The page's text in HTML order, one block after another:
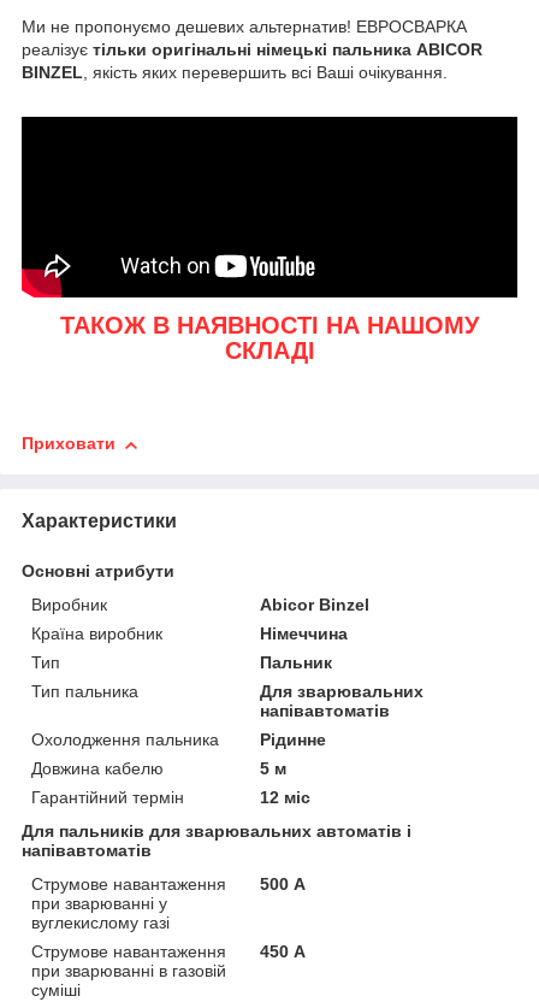
Ми не пропонуємо дешевих альтернатив! ЕВРОСВАРКА
реалізує тільки оригінальні німецькі пальника ABICOR
BINZEL , якість яких перевершить всі Ваші очікування.
ТАКОЖ В НАЯВНОСТІ НА НАШОМУ
СКЛАДІ
Приховати
Характеристики
Основні атрибути
Виробник
Abicor Binzel
Країна виробник
Німеччина
Тип
Пальник
Тип пальника
Для зварювальних
напівавтоматів
Охолодження пальника
Рідинне
Довжина кабелю
5 м
Гарантійний термін
12 міс
Для пальників для зварювальних автоматів і
напівавтоматів
Струмове навантаження
при зварюванні у
вуглекислому газі
500 А
Струмове навантаження
при зварюванні в газовій
суміші
450 А